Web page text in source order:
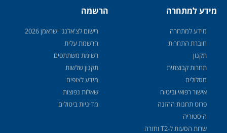
מידע למתחרה
מידע למתחרה
חוברת התחרות
תקנון
תחרות קבוצתית
מסלולים
אישור רפואי וביטוח
פרוט תחנות ההזנה
היסטוריה
שרות הסעות ל-T2 וחזרה
הרשמה
רישום לצ'אלנג' ישראמן 2026
הרשמת עלית
רשימת משתתפים
תקנון שלשות
מידע לצופים
שאלות נפוצות
מדיניות ביטולים